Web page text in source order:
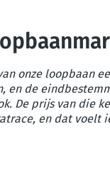
onze loopbaan
en de
De prijs van die
en dat voelt